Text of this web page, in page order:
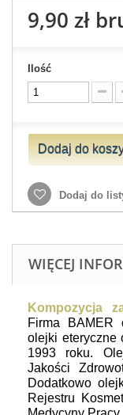
9,90 zł
Ilość
Dodaj do
Dodaj do
WIĘCEJ
Kompozycja
Firma BAMER
olejki eteryczne
1993 roku.
Jakości
Dodatkowo
Rejestru